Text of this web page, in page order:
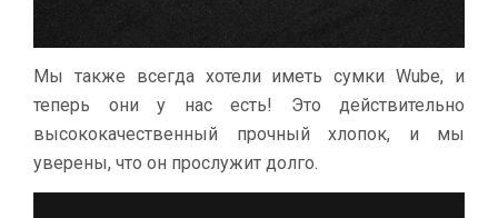
Мы также всегда хотели иметь сумки Wube, и
теперь они у нас есть! Это действительно
высококачественный прочный хлопок, и мы
уверены, что он прослужит долго.